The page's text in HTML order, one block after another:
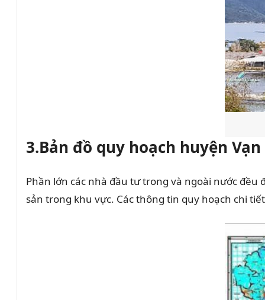
3.Bản đồ quy hoạch huyện
Phần lớn các nhà đầu tư trong và ngoài nước đều
sản trong khu vực. Các thông tin quy hoạch chi